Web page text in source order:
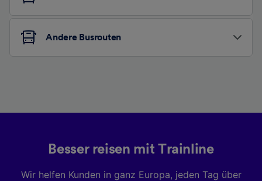
Andere Busrouten
Besser reisen mit Trainline
Wir helfen Kunden in ganz Europa, jeden Tag über